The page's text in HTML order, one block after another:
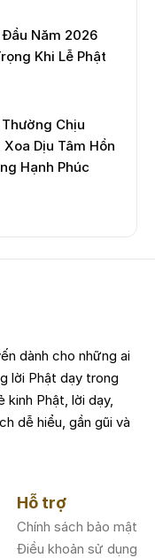
Năm 2026
Khi Lễ Phật
Chịu
Dịu Tâm Hồn
Hạnh Phúc
dành cho những ai
lời Phật dạy trong
kinh Phật, lời dạy,
dễ hiểu, gần gũi và
Hỗ trợ
Chính sách bảo mật
Điều khoản sử dụng